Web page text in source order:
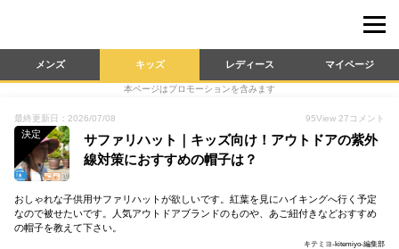
メンズ キッズ レディース マイページ
本ページはプロモーションを含みます
最終更新日：2026/07/08 95View 27 コメント
決定
サファリハット｜キッズ向け！アウトドアの紫外
線対策におすすめの帽子は？
おしゃれな子供用サファリハットが欲しいです。紅葉を見にハイキングへ行く予定
なので被せたいです。人気アウトドアブランドのものや、あご紐付きなどおすすめ
の帽子を教えて下さい。
キテミヨ-kitemiyo-編集部